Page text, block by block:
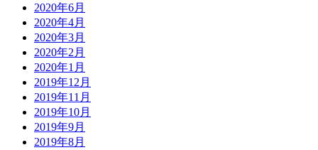
2020年6月
2020年4月
2020年3月
2020年2月
2020年1月
2019年12月
2019年11月
2019年10月
2019年9月
2019年8月